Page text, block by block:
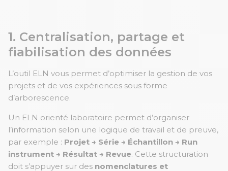
1. Centralisation, partage et
fiabilisation des données
L’outil ELN vous permet d’optimiser la gestion de vos
projets et de vos expériences sous forme
d’arborescence.
Un ELN orienté laboratoire permet d’organiser
l’information selon une logique de travail et de preuve,
par exemple : Projet → Série → Échantillon → Run
instrument → Résultat → Revue. Cette structuration
doit s’appuyer sur des nomenclatures et